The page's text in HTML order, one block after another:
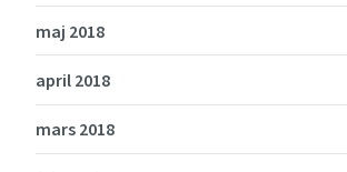
maj 2018
april 2018
mars 2018